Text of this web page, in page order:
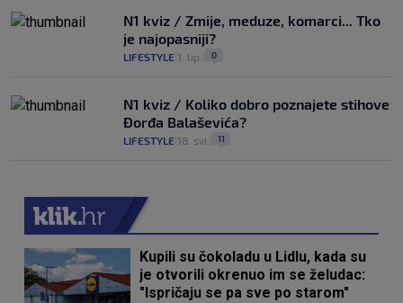
N1 kviz / Zmije, meduze, komarci... Tko
je najopasniji?
LIFESTYLE 1. lip. 0
N1 kviz / Koliko dobro poznajete stihove
Đorđa Balaševića?
LIFESTYLE 18. svi. 11
Kupili su čokoladu u Lidlu, kada su
je otvorili okrenuo im se želudac:
"Ispričaju se pa sve po starom"